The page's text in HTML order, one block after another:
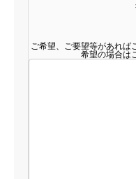
ご希望、ご要望等があれば
希望の場合は